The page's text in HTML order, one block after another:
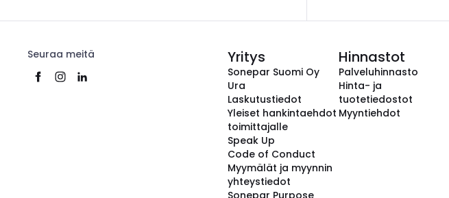
Seuraa meitä Yritys
Sonepar Suomi Oy
Ura
Laskutustiedot
Yleiset hankintaehdot
toimittajalle
Speak Up
Code of Conduct
Myymälät ja myynnin
yhteystiedot
Sonepar Purpose
Hinnastot
Palveluhinnasto
Hinta- ja
tuotetiedostot
Myyntiehdot